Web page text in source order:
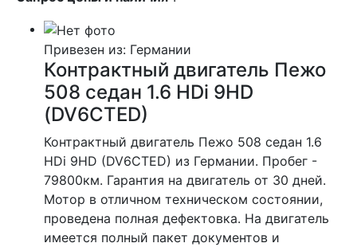
Привезен из: Германии
Контрактный двигатель Пежо
508 седан 1.6 HDi 9HD
(DV6CTED)
Контрактный двигатель Пежо 508 седан 1.6
HDi 9HD (DV6CTED) из Германии. Пробег -
79800км. Гарантия на двигатель от 30 дней.
Мотор в отличном техническом состоянии,
проведена полная дефектовка. На двигатель
имеется полный пакет документов и